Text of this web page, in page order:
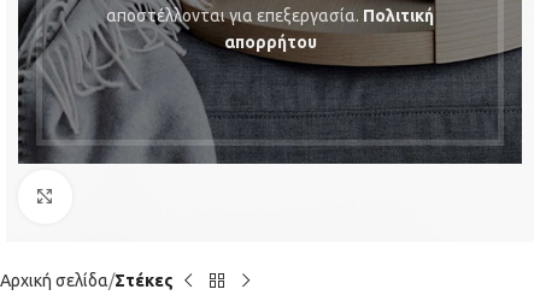
αποστέλλονται για επεξεργασία. Πολιτική
απορρήτου
Αρχική σελίδα Στέκες